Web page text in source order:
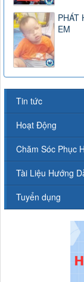
PHÁT
EM
Tin tức
Hoạt Động
Chăm Sóc Phục
Tài Liệu Hướng
Tuyển dụng